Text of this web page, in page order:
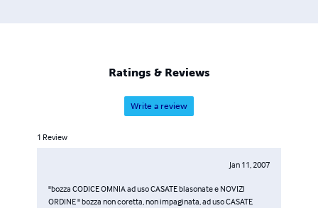
Ratings & Reviews
Write a review
1 Review
Jan 11, 2007
"bozza CODICE OMNIA ad uso CASATE blasonate e NOVIZI
ORDINE " bozza non coretta, non impaginata, ad uso CASATE